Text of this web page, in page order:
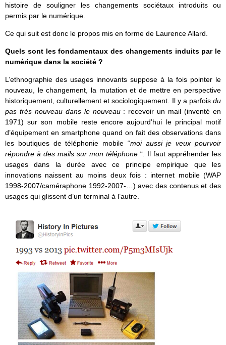
histoire de souligner les changements sociétaux introduits ou
permis par le numérique.
Ce qui suit est donc le propos mis en forme de Laurence Allard.
Quels sont les fondamentaux des changements induits par le
numérique dans la société ?
L’ethnographie des usages innovants suppose à la fois pointer le
nouveau, le changement, la mutation et de mettre en perspective
historiquement, culturellement et sociologiquement. Il y a parfois du
pas très nouveau dans le nouveau: recevoir un mail (inventé en
1971) sur son mobile reste encore aujourd’hui le principal motif
d’équipement en smartphone quand on fait des observations dans
les boutiques de téléphonie mobile “moi aussi je veux pourvoir
répondre à des mails sur mon téléphone “. Il faut appréhender les
usages dans la durée avec ce principe empirique que les
innovations naissent au moins deux fois : internet mobile (WAP
1998-2007/caméraphone 1992-2007-…) avec des contenus et des
usages qui glissent d’un terminal à l’autre.